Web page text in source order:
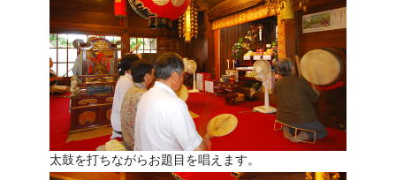
太鼓を打ちながらお題目を唱えます。